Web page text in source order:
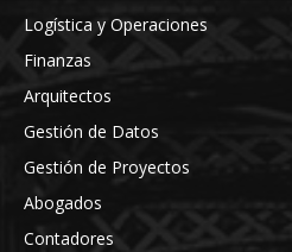
Logística y Operaciones
Finanzas
Arquitectos
Gestión de Datos
Gestión de Proyectos
Abogados
Contadores